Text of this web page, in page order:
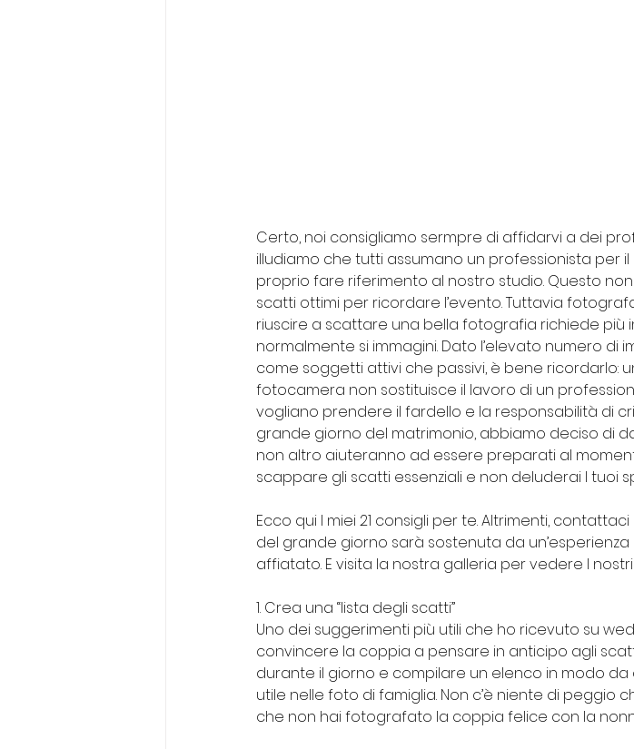
Certo, noi consigliamo sermpre di affidarvi a dei
illudiamo che tutti assumano un professionista per
proprio fare riferimento al nostro studio. Questo
scatti ottimi per ricordare l’evento. Tuttavia
riuscire a scattare una bella fotografia richiede più
normalmente si immagini. Dato l’elevato numero
come soggetti attivi che passivi, è bene ricordarlo:
fotocamera non sostituisce il lavoro di un
vogliano prendere il fardello e la responsabilità di
grande giorno del matrimonio, abbiamo deciso di
non altro aiuteranno ad essere preparati al
scappare gli scatti essenziali e non deluderai I tuoi
Ecco qui I miei 21 consigli per te. Altrimenti,
del grande giorno sarà sostenuta da
affiatato. E visita la nostra galleria per vedere I
1. Crea una “lista degli scatti”
Uno dei suggerimenti più utili che ho ricevuto su
convincere la coppia a pensare in anticipo agli
durante il giorno e compilare un elenco in modo
utile nelle foto di famiglia. Non c’è niente di peggio
che non hai fotografato la coppia felice con la